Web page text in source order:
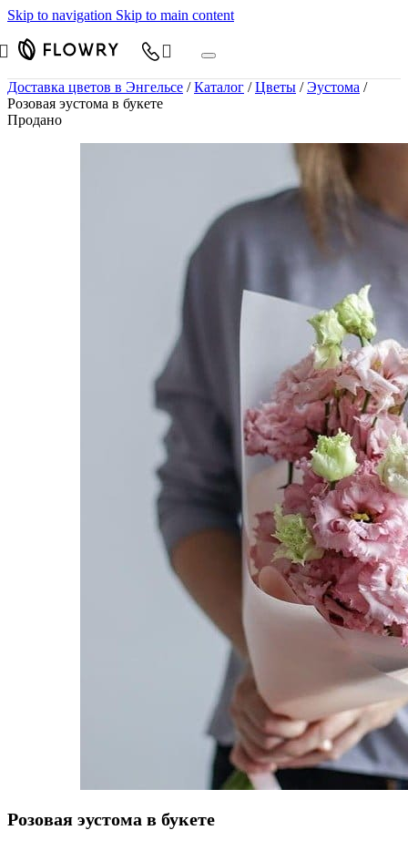
Skip to navigation Skip to main content
Доставка цветов в Энгельсе / Каталог / Цветы / Эустома /
Розовая эустома в букете
Продано
Розовая эустома в букете